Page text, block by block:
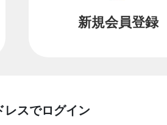
新規会員登録
レスでログイン